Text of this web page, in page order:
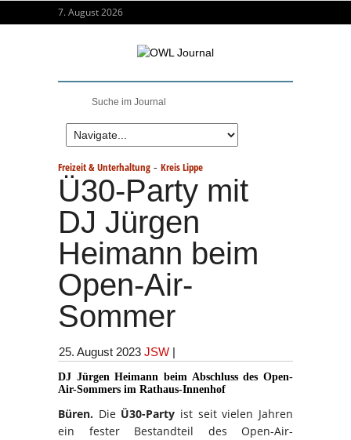
7. August 2026
Freizeit & Unterhaltung - Kreis Lippe
Ü30-Party mit
DJ Jürgen
Heimann beim
Open-Air-
Sommer
25. August 2023 JSW |
DJ Jürgen Heimann beim Abschluss des Open-
Air-Sommers im Rathaus-Innenhof
Büren. Die Ü30-Party ist seit vielen Jahren
ein fester Bestandteil des Open-Air-